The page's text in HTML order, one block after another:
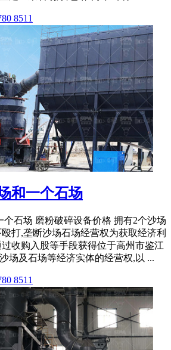
8511
和一个石场
个石场 磨粉破碎设备价格 拥有2个沙场
打,垄断沙场石场经营权为获取经济利
收购入股等手段获得位于高州市鉴江
场及石场等经济实体的经营权,以 ...
8511